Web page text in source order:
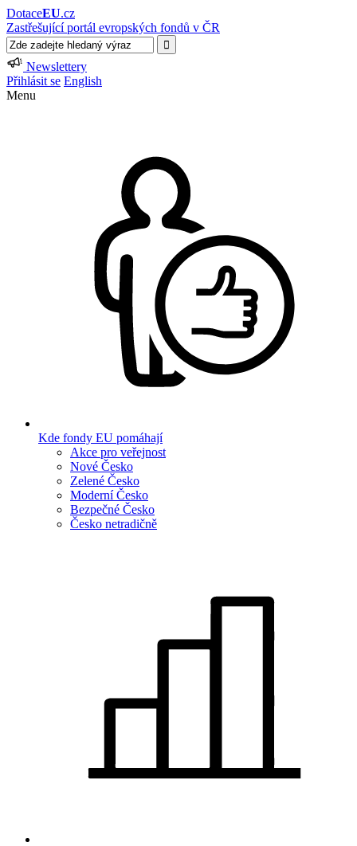
DotaceEU.cz
Zastřešující portál evropských fondů v ČR
Newslettery
Přihlásit se English
Menu
Kde fondy EU pomáhají
Akce pro veřejnost
Nové Česko
Zelené Česko
Moderní Česko
Bezpečné Česko
Česko netradičně